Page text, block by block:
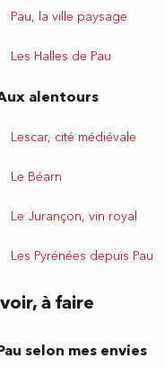
Pau, la ville paysage
Les Halles de Pau
alentours
Lescar, cité médiévale
Le Béarn
Le Jurançon, vin royal
Les Pyrénées depuis Pau
à faire
selon mes envies
et
de la
durabilité
seront définis afin
MICE
marketing et de
GREENMICE2P
destination MICE
hub d’innovation et
de l’ensemble du